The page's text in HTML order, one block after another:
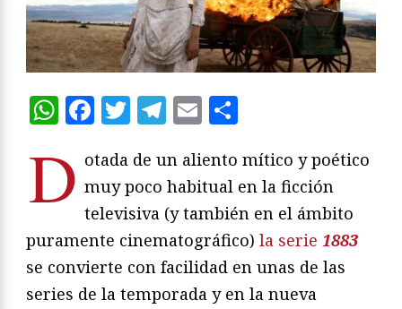
WhatsApp
Facebook
Twitter
Telegram
Email
D otada de un aliento mítico y poético
muy poco habitual en la ficción
televisiva (y también en el ámbito
puramente cinematográfico) la serie 1883
se convierte con facilidad en unas de las
series de la temporada y en la nueva